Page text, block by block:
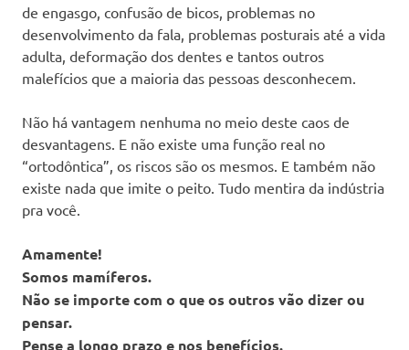
de engasgo, confusão de bicos, problemas no
desenvolvimento da fala, problemas posturais até a vida
adulta, deformação dos dentes e tantos outros
malefícios que a maioria das pessoas desconhecem.
Não há vantagem nenhuma no meio deste caos de
desvantagens. E não existe uma função real no
“ortodôntica”, os riscos são os mesmos. E também não
existe nada que imite o peito. Tudo mentira da indústria
pra você.
Amamente!
Somos mamíferos.
Não se importe com o que os outros vão dizer ou
pensar.
Pense a longo prazo e nos benefícios.